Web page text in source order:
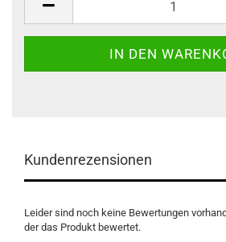
Kundenrezensionen
Leider sind noch keine Bewertungen
der das Produkt bewertet.